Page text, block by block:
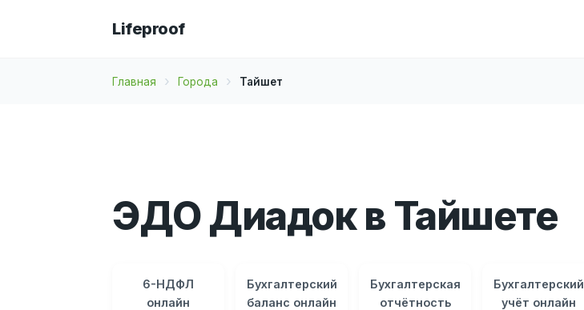
Lifeproof
Главная Города Тайшет
ЭДО Диадок в Тайшете
6-НДФЛ
онлайн
Бухгалтерский
баланс онлайн
Бухгалтерская
отчётность
Бухгалтерский
учёт онлайн